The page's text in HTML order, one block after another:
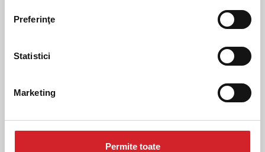
Preferinţe
Statistici
Marketing
Permite toate
Vopselele
KRAFT